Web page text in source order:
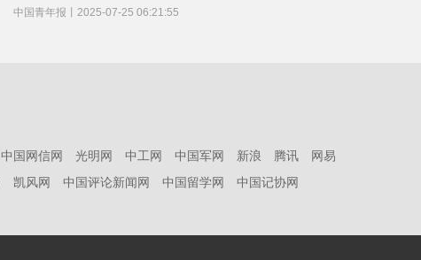
中国青年报 2025-07-25 06:21:55
中国网信网 光明网 中工网 中国军网 新浪 腾讯
网易
凯风网 中国评论新闻网 中国留学网 中国记协网